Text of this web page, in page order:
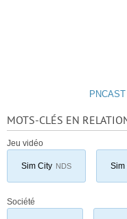
MOTS-CLÉS EN
Jeu vidéo
Sim City NDS Sim
Société